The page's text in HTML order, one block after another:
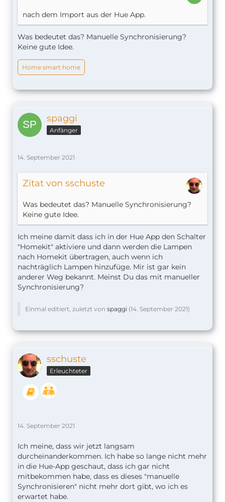
nach dem Import aus der Hue App.
Was bedeutet das? Manuelle Synchronisierung?
Keine gute Idee.
Home smart home
spaggi
Anfänger
14. September 2021
Zitat von sschuste
Was bedeutet das? Manuelle Synchronisierung?
Keine gute Idee.
Ich meine damit dass ich in der Hue App den Schalter
"Homekit" aktiviere und dann werden die Lampen
nach Homekit übertragen, auch wenn ich
nachträglich Lampen hinzufüge. Mir ist gar kein
anderer Weg bekannt. Meinst Du das mit manueller
Synchronisierung?
Einmal editiert, zuletzt von spaggi (14. September 2021)
sschuste
Erleuchteter
14. September 2021
Ich meine, dass wir jetzt langsam
durcheinanderkommen. Ich habe so lange nicht mehr
in die Hue-App geschaut, dass ich gar nicht
mitbekommen habe, dass es dieses "manuelle
Synchronisieren" nicht mehr dort gibt, wo ich es
erwartet habe.